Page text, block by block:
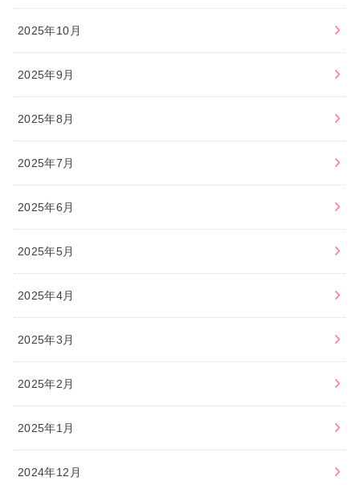
2025年10月
2025年9月
2025年8月
2025年7月
2025年6月
2025年5月
2025年4月
2025年3月
2025年2月
2025年1月
2024年12月